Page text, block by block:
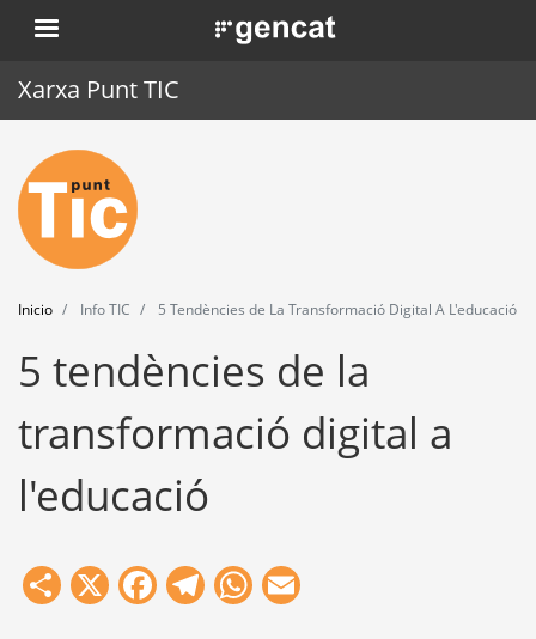
Pasar
al
. Obre en una nova finestra.
Xarxa Punt TIC
Inicio
Punt TIC
Actualidad
Agenda
Formación
Herramientas
Inicio Info TIC 5 Tendències de La Transformació Digital A L'educació
5 tendències de la
transformació digital a
l'educació
Share
X Facebook
Telegram
WhatsApp